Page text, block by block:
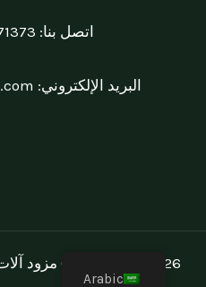
اتصل بنا:
البريد الإلكتروني:
Copyright © 2026 مزود آلات معالجة البسكويت والحلول
Arabic